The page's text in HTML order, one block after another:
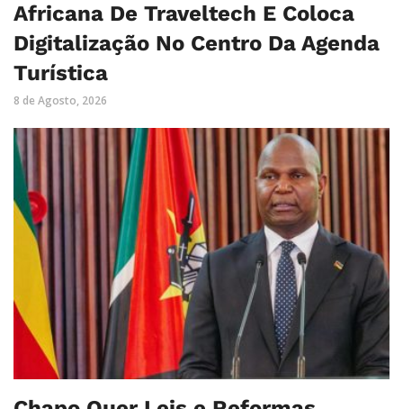
Africana De Traveltech E Coloca
Digitalização No Centro Da Agenda
Turística
8 de Agosto, 2026